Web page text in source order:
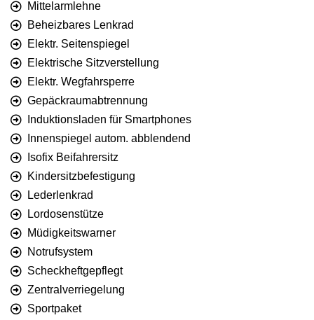
Mittelarmlehne
Beheizbares Lenkrad
Elektr. Seitenspiegel
Elektrische Sitzverstellung
Elektr. Wegfahrsperre
Gepäckraumabtrennung
Induktionsladen für Smartphones
Innenspiegel autom. abblendend
Isofix Beifahrersitz
Kindersitzbefestigung
Lederlenkrad
Lordosenstütze
Müdigkeitswarner
Notrufsystem
Scheckheftgepflegt
Zentralverriegelung
Sportpaket